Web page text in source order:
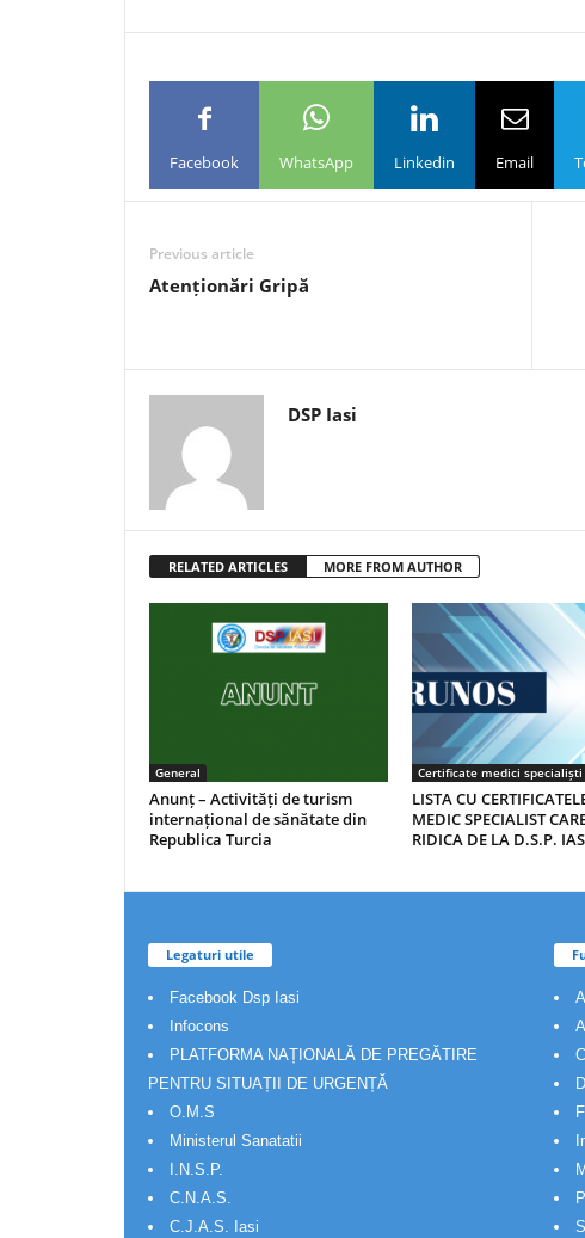
Facebook WhatsApp Linkedin Email
Previous article
Atenționări Gripă
DSP Iasi
RELATED ARTICLES MORE FROM AUTHOR
General
Anunț – Activități de turism
internațional de sănătate din
Republica Turcia
Certificate medici
LISTA CU
MEDIC SPECIALIST
RIDICA DE LA D.S.P.
Legaturi utile
Facebook Dsp Iasi
Infocons
PLATFORMA NAȚIONALĂ DE PREGĂTIRE
PENTRU SITUAȚII DE URGENȚĂ
O.M.S
Ministerul Sanatatii
I.N.S.P.
C.N.A.S.
C.J.A.S. Iasi